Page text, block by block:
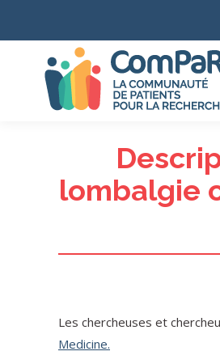
lombalgie
Les chercheuses et
Medicine.